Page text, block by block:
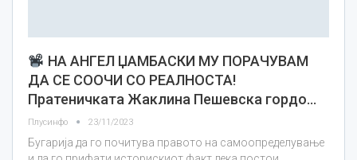
НА АНГЕЛ ЏАМБАСКИ МУ ПОРАЧУВАМ
ДА СЕ СООЧИ СО РЕАЛНОСТА!
Пратеничката Жаклина Пешевска гордо…
Плусинфо 23/11/2023
Бугарија да го почитува правото на самоопределување